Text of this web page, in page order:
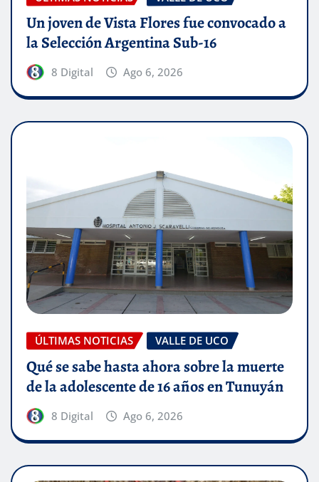
Un joven de Vista Flores fue convocado a
la Selección Argentina Sub-16
8 Digital Ago 6, 2026
ÚLTIMAS NOTICIAS VALLE DE UCO
Qué se sabe hasta ahora sobre la muerte
de la adolescente de 16 años en Tunuyán
8 Digital Ago 6, 2026